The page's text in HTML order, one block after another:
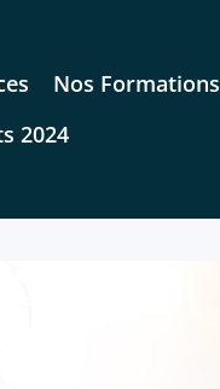
Nos Formations
2024